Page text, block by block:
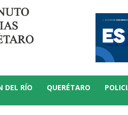
DEL RÍO QUERÉTARO